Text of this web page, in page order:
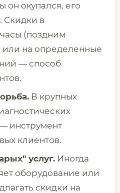
он окупался, его
Скидки в
(поздним
на определенные
— способ
В крупных
инструмент
клиентов.
услуг. Иногда
оборудование или
скидки на